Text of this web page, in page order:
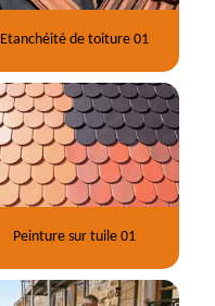
Etanchéité de toiture 01
Peinture sur tuile 01